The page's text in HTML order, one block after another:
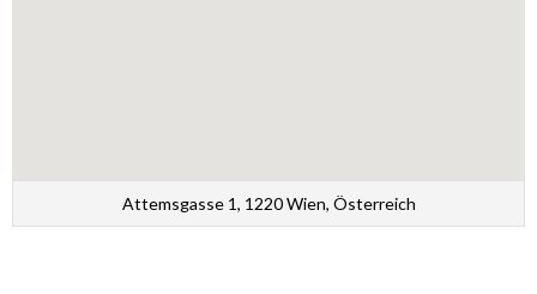
Attemsgasse 1, 1220 Wien, Österreich